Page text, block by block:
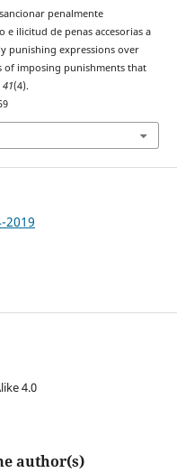
penalmente
e ilicitud de penas accesorias a
punishing expressions over
of imposing punishments that
41(4).
2019
4.0
author(s)